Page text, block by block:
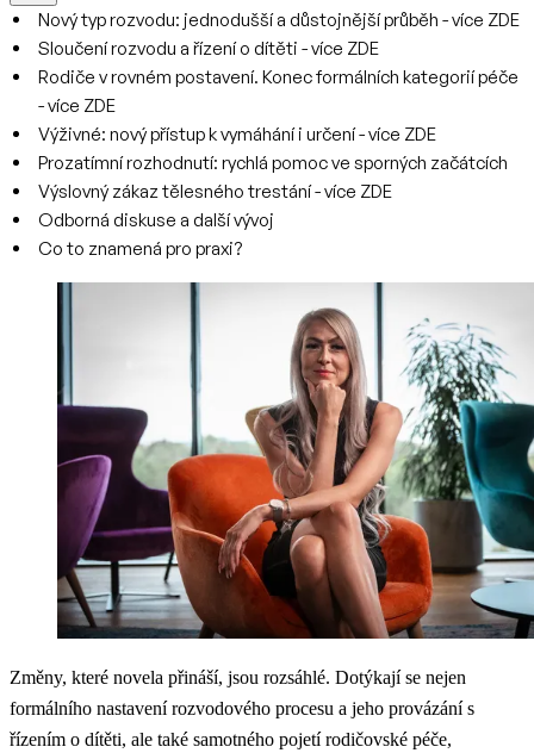
Nový typ rozvodu: jednodušší a důstojnější průběh - více ZDE
Sloučení rozvodu a řízení o dítěti - více ZDE
Rodiče v rovném postavení. Konec formálních kategorií péče
- více ZDE
Výživné: nový přístup k vymáhání i určení - více ZDE
Prozatímní rozhodnutí: rychlá pomoc ve sporných začátcích
Výslovný zákaz tělesného trestání - více ZDE
Odborná diskuse a další vývoj
Co to znamená pro praxi?
Změny, které novela přináší, jsou rozsáhlé. Dotýkají se nejen
formálního nastavení rozvodového procesu a jeho provázání s
řízením o dítěti, ale také samotného pojetí rodičovské péče,